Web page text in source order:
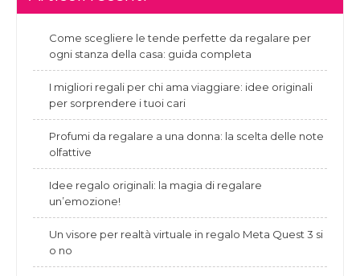
Come scegliere le tende perfette da regalare per
ogni stanza della casa: guida completa
I migliori regali per chi ama viaggiare: idee originali
per sorprendere i tuoi cari
Profumi da regalare a una donna: la scelta delle note
olfattive
Idee regalo originali: la magia di regalare
un’emozione!
Un visore per realtà virtuale in regalo Meta Quest 3 si
o no